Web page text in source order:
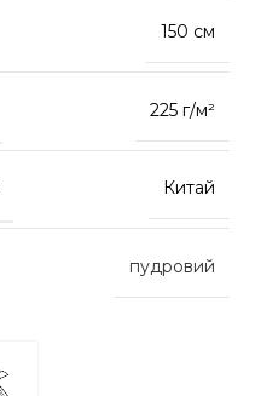
150 см
225 г/м²
Китай
пудровий